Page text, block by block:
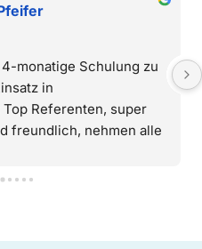
sehr zufrieden: gut
erklärt. Die
– klare Empfehlung.